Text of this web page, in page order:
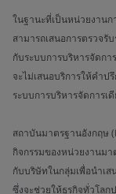
ในฐานะที่เป็นหน่วยงานก
สามารถเสนอการตรวจรั
กับระบบการบริหารจัดกา
จะไม่เสนอบริการให้คำป
ระบบการบริหารจัดการเ
สถาบันมาตรฐานอังกฤษ
กิจกรรมของหน่วยงานม
กับบริษัทในกลุ่มเพื่อนำเ
ซึ่งจะช่วยให้ธุรกิจทั่วโล